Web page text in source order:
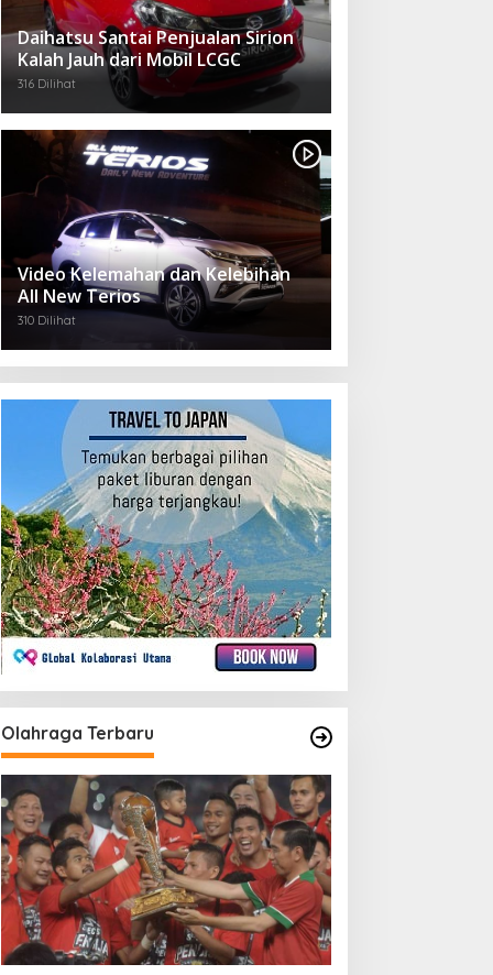
Daihatsu Santai Penjualan Sirion
Kalah Jauh dari Mobil LCGC
316 Dilihat
Video Kelemahan dan Kelebihan
All New Terios
310 Dilihat
Olahraga Terbaru